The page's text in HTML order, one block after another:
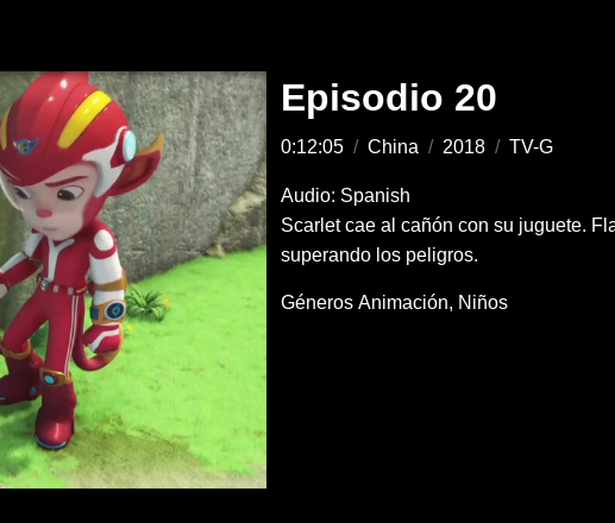
Episodio 20
0:12:05 / China / 2018 / TV-G
Audio: Spanish
Scarlet cae al cañón con su juguete.
superando los peligros.
Géneros Animación Niños